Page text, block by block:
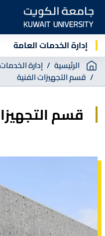
Skip
main
contentإدارة الخدمات العامة
Breadcrumb
الرئيسية إدارة
قسم التجهيزات الفنية
قسم